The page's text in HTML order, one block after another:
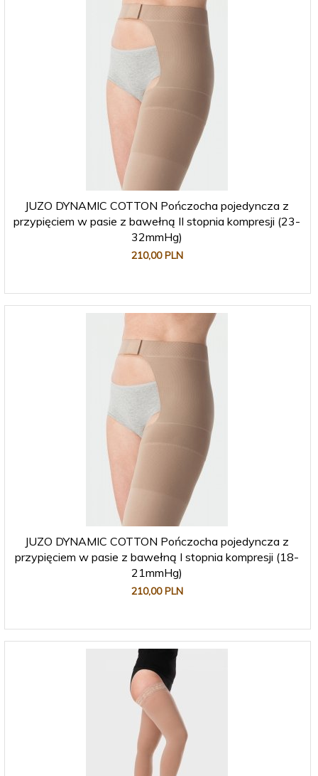
JUZO DYNAMIC COTTON Pończocha pojedyncza z
przypięciem w pasie z bawełną II stopnia kompresji (23-
32mmHg)
210,00 PLN
JUZO DYNAMIC COTTON Pończocha pojedyncza z
przypięciem w pasie z bawełną I stopnia kompresji (18-
21mmHg)
210,00 PLN